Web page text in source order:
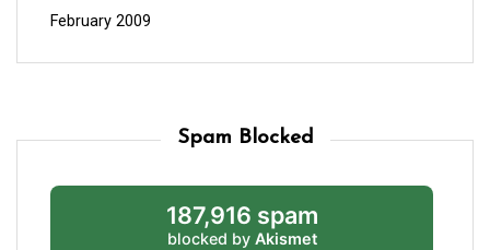
February 2009
Spam Blocked
187,916 spam
blocked by Akismet